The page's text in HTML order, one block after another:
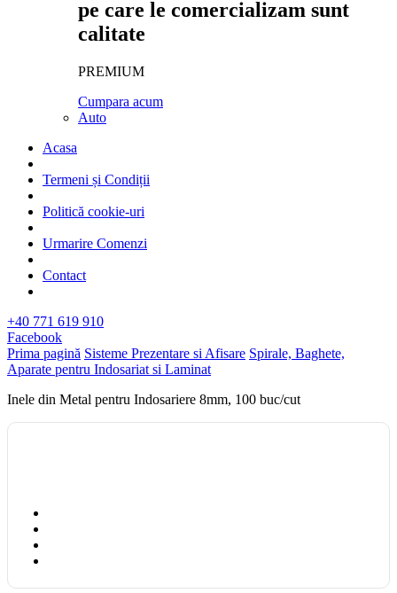
pe care le comercializam sunt
calitate
PREMIUM
Cumpara acum
Auto
Acasa
Termeni și Condiții
Politică cookie-uri
Urmarire Comenzi
Contact
+40 771 619 910
Facebook
Prima pagină Sisteme Prezentare si Afisare Spirale, Baghete,
Aparate pentru Indosariat si Laminat
Inele din Metal pentru Indosariere 8mm, 100 buc/cut